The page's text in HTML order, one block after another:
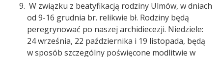
W związku z beatyfikacją rodziny Ulmów, w dniach
od 9-16 grudnia br. relikwie bł. Rodziny będą
peregrynować po naszej archidiecezji. Niedziele:
24 września, 22 października i 19 listopada, będą
w sposób szczególny poświęcone modlitwie w